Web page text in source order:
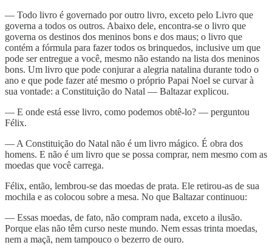
— Todo livro é governado por outro livro, exceto pelo Livro que
governa a todos os outros. Abaixo dele, encontra-se o livro que
governa os destinos dos meninos bons e dos maus; o livro que
contém a fórmula para fazer todos os brinquedos, inclusive um que
pode ser entregue a você, mesmo não estando na lista dos meninos
bons. Um livro que pode conjurar a alegria natalina durante todo o
ano e que pode fazer até mesmo o próprio Papai Noel se curvar à
sua vontade: a Constituição do Natal — Baltazar explicou.
— E onde está esse livro, como podemos obtê-lo? — perguntou
Félix.
— A Constituição do Natal não é um livro mágico. É obra dos
homens. E não é um livro que se possa comprar, nem mesmo com as
moedas que você carrega.
Félix, então, lembrou-se das moedas de prata. Ele retirou-as de sua
mochila e as colocou sobre a mesa. No que Baltazar continuou:
— Essas moedas, de fato, não compram nada, exceto a ilusão.
Porque elas não têm curso neste mundo. Nem essas trinta moedas,
nem a maçã, nem tampouco o bezerro de ouro.